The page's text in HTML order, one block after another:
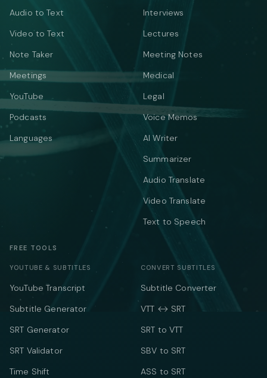
Audio to Text
Video to Text
Note Taker
Meetings
YouTube
Podcasts
Languages
Interviews
Lectures
Meeting Notes
Medical
Legal
Voice Memos
AI Writer
Summarizer
Audio Translate
Video Translate
Text to Speech
FREE TOOLS
YOUTUBE & SUBTITLES
YouTube Transcript
Subtitle Generator
SRT Generator
SRT Validator
Time Shift
CONVERT SUBTITLES
Subtitle Converter
VTT ↔ SRT
SRT to VTT
SBV to SRT
ASS to SRT